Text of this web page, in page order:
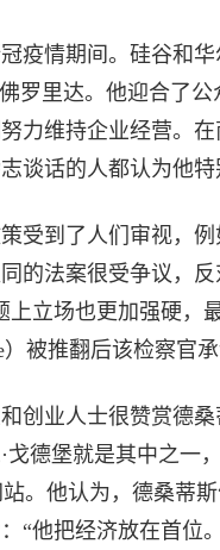
疫情期间。硅谷和
罗里达。他迎合了
力维持企业经营。
谈话的人都认为他特
受到了人们审视，
的法案很受争议，
上立场也更加强硬，
被推翻后该检察官
创业人士很赞赏德
戈德堡就是其中之一
站。他认为，德桑蒂
“他把经济放在首位